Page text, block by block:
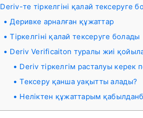
Deriv-те тіркелгіні қалай тексеруге
Деривке арналған құжаттар
Тіркелгіні қалай тексеруге болады
Deriv Verificaiton туралы жиі
Deriv тіркелгім расталуы керек
Тексеру қанша уақытты алады?
Неліктен құжаттарым